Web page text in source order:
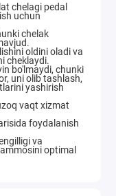
chelagi pedal
uchun
chelak
oldini oladi va
cheklaydi.
bo'lmaydi, chunki
uni olib tashlash,
yashirish
vaqt xizmat
foydalanish
va
optimal